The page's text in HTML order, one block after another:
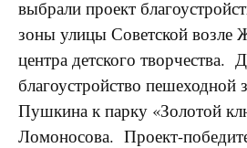
выбрали проект
зоны улицы Советской возле
центра детского
благоустройство
Пушкина к парку «Золотой
Ломоносова. Проект-